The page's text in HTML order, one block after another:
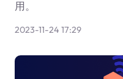
用。
2023-11-24 17:29